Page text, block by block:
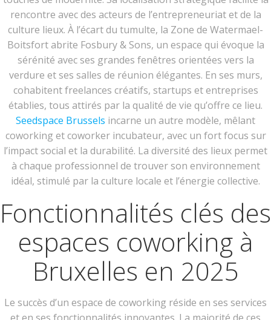
rencontre avec des acteurs de l’entrepreneuriat et de la
culture lieux. À l’écart du tumulte, la Zone de Watermael-
Boitsfort abrite Fosbury & Sons, un espace qui évoque la
sérénité avec ses grandes fenêtres orientées vers la
verdure et ses salles de réunion élégantes. En ses murs,
cohabitent freelances créatifs, startups et entreprises
établies, tous attirés par la qualité de vie qu’offre ce lieu.
Seedspace Brussels incarne un autre modèle, mêlant
coworking et coworker incubateur, avec un fort focus sur
l’impact social et la durabilité. La diversité des lieux permet
à chaque professionnel de trouver son environnement
idéal, stimulé par la culture locale et l’énergie collective.
Fonctionnalités clés des
espaces coworking à
Bruxelles en 2025
Le succès d’un espace de coworking réside en ses services